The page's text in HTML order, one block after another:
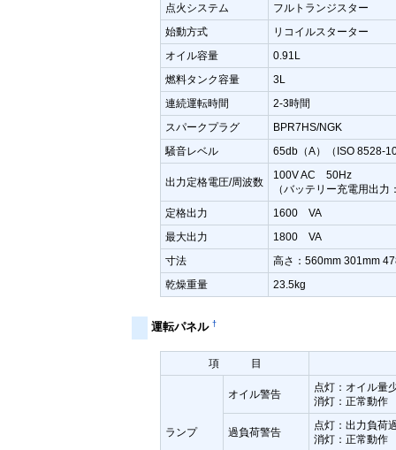
点火システム フルトランジスター
始動方式 リコイルスターター
オイル容量 0.91L
燃料タンク容量 3L
連続運転時間 2-3時間
スパークプラグ BPR7HS/NGK
騒音レベル 65db（A）（ISO 8528-
出力定格電圧/周波数
100V AC 50Hz
（バッテリー充電用出力
定格出力 1600 VA
最大出力 1800 VA
寸法 高さ：560mm 301mm
乾燥重量 23.5kg
運転パネル †
項 目
ランプ
オイル警告
点灯：オイル量
消灯：正常動作
過負荷警告
点灯：出力負荷
消灯：正常動作